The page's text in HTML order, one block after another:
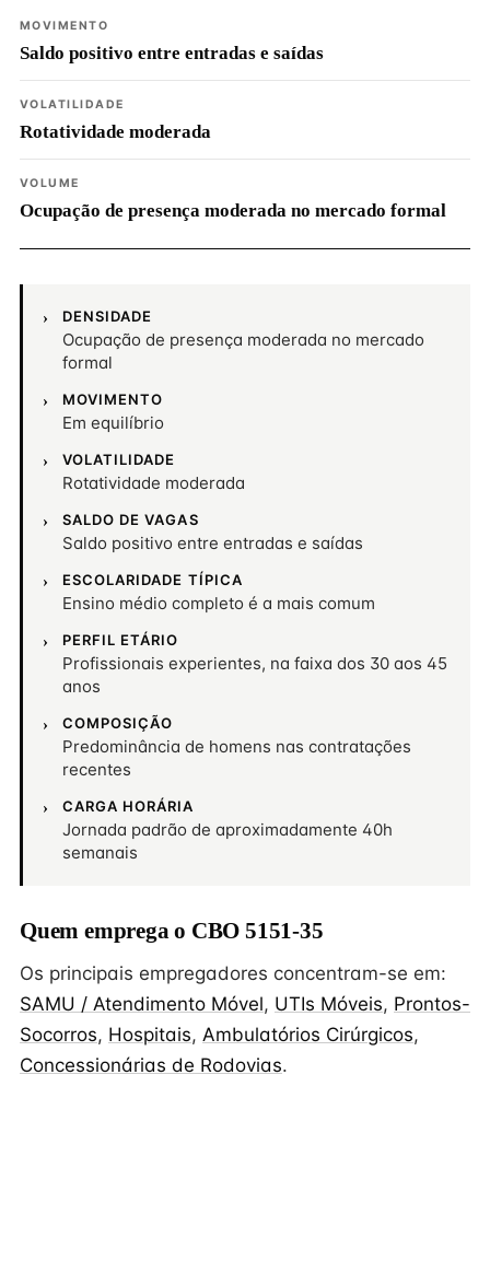
MOVIMENTO
Saldo positivo entre entradas e saídas
VOLATILIDADE
Rotatividade moderada
VOLUME
Ocupação de presença moderada no mercado formal
DENSIDADE
Ocupação de presença moderada no mercado
formal
MOVIMENTO
Em equilíbrio
VOLATILIDADE
Rotatividade moderada
SALDO DE VAGAS
Saldo positivo entre entradas e saídas
ESCOLARIDADE TÍPICA
Ensino médio completo é a mais comum
PERFIL ETÁRIO
Profissionais experientes, na faixa dos 30 aos 45
anos
COMPOSIÇÃO
Predominância de homens nas contratações
recentes
CARGA HORÁRIA
Jornada padrão de aproximadamente 40h
semanais
Quem emprega o CBO 5151-35
Os principais empregadores concentram-se em:
SAMU / Atendimento Móvel, UTIs Móveis, Prontos-
Socorros, Hospitais, Ambulatórios Cirúrgicos,
Concessionárias de Rodovias.